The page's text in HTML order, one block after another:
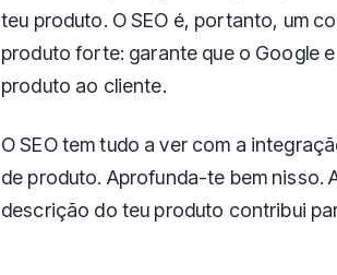
teu produto. O SEO é, portanto, um
produto forte: garante que o Google
produto ao cliente.
O SEO tem tudo a ver com a
de produto. Aprofunda-te bem nisso.
descrição do teu produto contribui